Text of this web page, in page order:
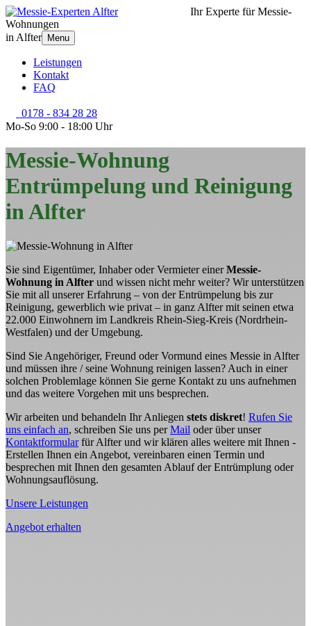
Ihr Experte für Messie-
Wohnungen
in Alfter
Menu
Leistungen
Kontakt
FAQ
0178 - 834 28 28
Mo-So 9:00 - 18:00 Uhr
Messie-Wohnung
Entrümpelung und Reinigung
in Alfter
Sie sind Eigentümer, Inhaber oder Vermieter einerMessie-
Wohnung in Alfter und wissen nicht mehr weiter? Wir unterstützen
Sie mit all unserer Erfahrung – von der Entrümpelung bis zur
Reinigung, gewerblich wie privat – in ganz Alfter mit seinen etwa
22.000 Einwohnern im Landkreis Rhein-Sieg-Kreis (Nordrhein-
Westfalen) und der Umgebung.
Sind Sie Angehöriger, Freund oder Vormund eines Messie in Alfter
und müssen ihre / seine Wohnung reinigen lassen? Auch in einer
solchen Problemlage können Sie gerne Kontakt zu uns aufnehmen
und das weitere Vorgehen mit uns besprechen.
Wir arbeiten und behandeln Ihr Anliegen stets diskret! Rufen Sie
uns einfach an, schreiben Sie uns perMail oder über unser
Kontaktformularfür Alfter und wir klären alles weitere mit Ihnen -
Erstellen Ihnen ein Angebot, vereinbaren einen Termin und
besprechen mit Ihnen den gesamten Ablauf der Entrümplung oder
Wohnungsauflösung.
Unsere Leistungen
Angebot erhalten